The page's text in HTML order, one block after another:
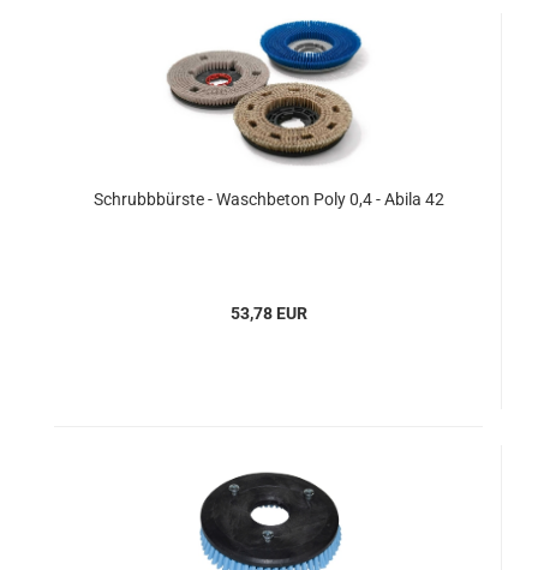
Schrubbbürste - Waschbeton Poly 0,4 - Abila 42
53,78 EUR